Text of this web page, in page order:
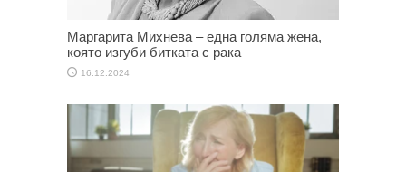
Маргарита Михнева – една голяма жена,
която изгуби битката с рака
16.12.2024